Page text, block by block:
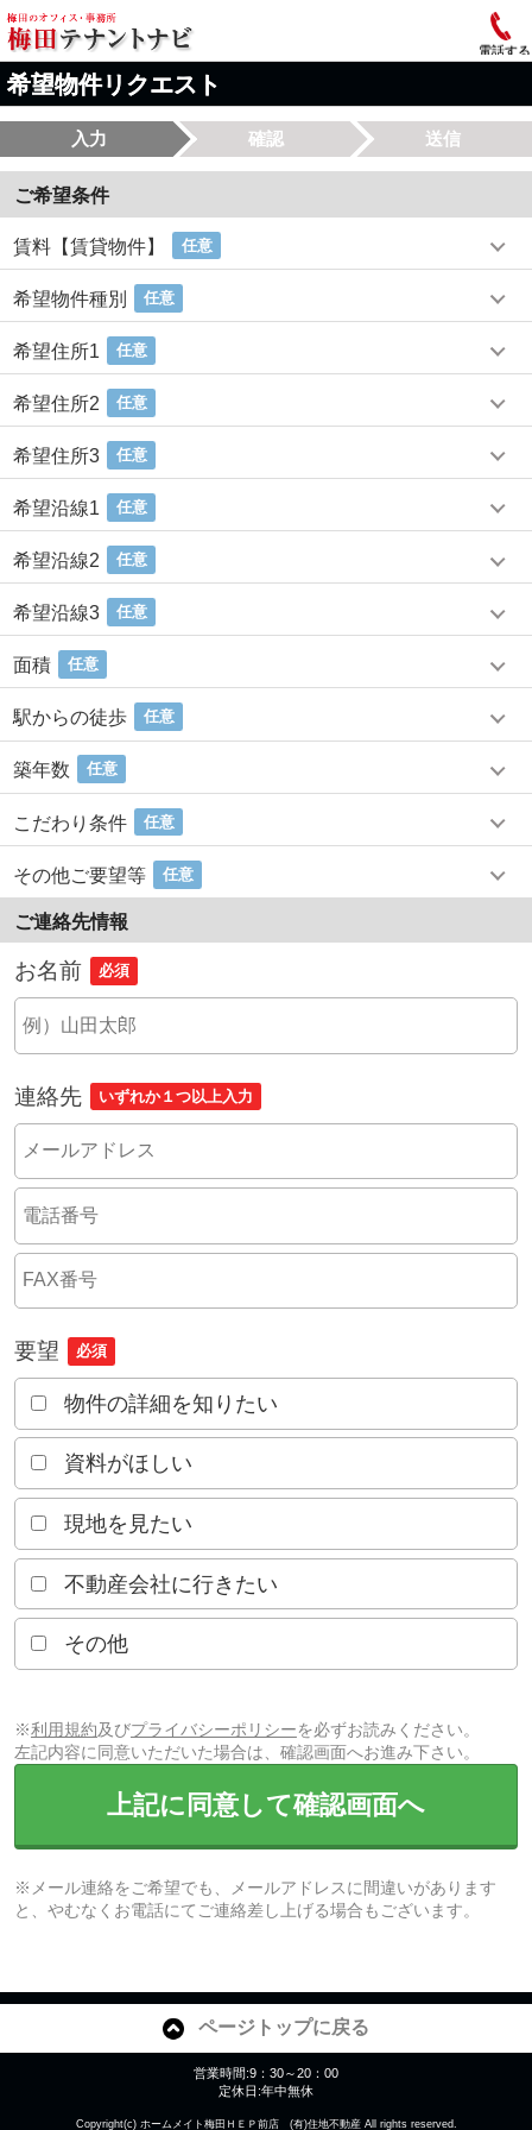
電話する
希望物件リクエスト
入力 確認 送信
ご希望条件
賃料【賃貸物件】 任意
希望物件種別 任意
希望住所1 任意
希望住所2 任意
希望住所3 任意
希望沿線1 任意
希望沿線2 任意
希望沿線3 任意
面積 任意
駅からの徒歩 任意
築年数 任意
こだわり条件 任意
その他ご要望等 任意
ご連絡先情報
お名前 必須
連絡先 いずれか１つ以上入力
要望 必須
物件の詳細を知りたい
資料がほしい
現地を見たい
不動産会社に行きたい
その他
※利用規約及びプライバシーポリシーを必ずお読みください。
左記内容に同意いただいた場合は、確認画面へお進み下さい。
上記に同意して確認画面へ
※メール連絡をご希望でも、メールアドレスに間違いがあります
と、やむなくお電話にてご連絡差し上げる場合もございます。
ページトップに戻る
営業時間:9：30～20：00
定休日:年中無休
Copyright(c) ホームメイト梅田ＨＥＰ前店 (有)住地不動産 All rights reserved.